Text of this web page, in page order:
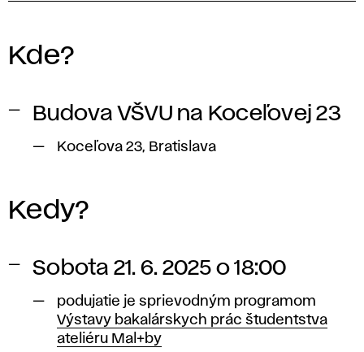
Kde?
Budova VŠVU na Koceľovej 23
Koceľova 23, Bratislava
Kedy?
Sobota 21. 6. 2025 o 18:00
podujatie je sprievodným programom
Výstavy bakalárskych prác študentstva
ateliéru Mal+by